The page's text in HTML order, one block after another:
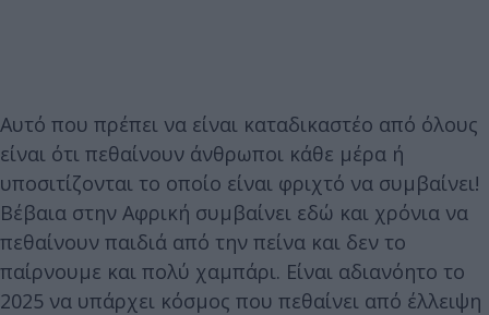
Αυτό που πρέπει να είναι καταδικαστέο από όλους
είναι ότι πεθαίνουν άνθρωποι κάθε μέρα ή
υποσιτίζονται το οποίο είναι φριχτό να συμβαίνει!
Βέβαια στην Αφρική συμβαίνει εδώ και χρόνια να
πεθαίνουν παιδιά από την πείνα και δεν το
παίρνουμε και πολύ χαμπάρι. Είναι αδιανόητο το
2025 να υπάρχει κόσμος που πεθαίνει από έλλειψη